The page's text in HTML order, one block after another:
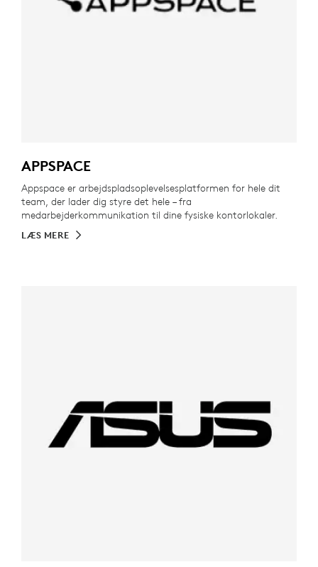
APPSPACE
Appspace er arbejdspladsoplevelsesplatformen for hele dit
team, der lader dig styre det hele – fra
medarbejderkommunikation til dine fysiske kontorlokaler.
LÆS MERE